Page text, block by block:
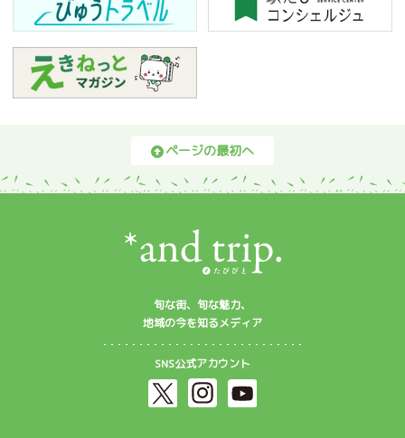
ページの最初へ
旬な街、旬な魅力、
地域の今を知るメディア
SNS公式アカウント